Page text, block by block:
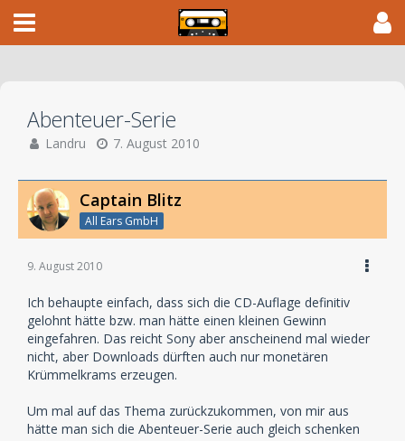
Abenteuer-Serie
Landru 7. August 2010
Captain Blitz
All Ears GmbH
9. August 2010
Ich behaupte einfach, dass sich die CD-Auflage definitiv
gelohnt hätte bzw. man hätte einen kleinen Gewinn
eingefahren. Das reicht Sony aber anscheinend mal wieder
nicht, aber Downloads dürften auch nur monetären
Krümmelkrams erzeugen.
Um mal auf das Thema zurückzukommen, von mir aus
hätte man sich die Abenteuer-Serie auch gleich schenken